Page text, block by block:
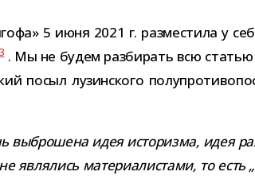
5 июня 2021 г. раз­ме­стила у
. Мы не будем раз­би­рать всю ста­тью
посыл лузин­ского
выбро­шена идея исто­ризма, идея
явля­лись мате­ри­а­ли­стами, то